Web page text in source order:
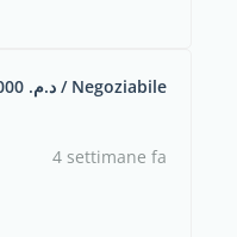
د.م. 2,400,000 / Negoziabile
4 settimane fa